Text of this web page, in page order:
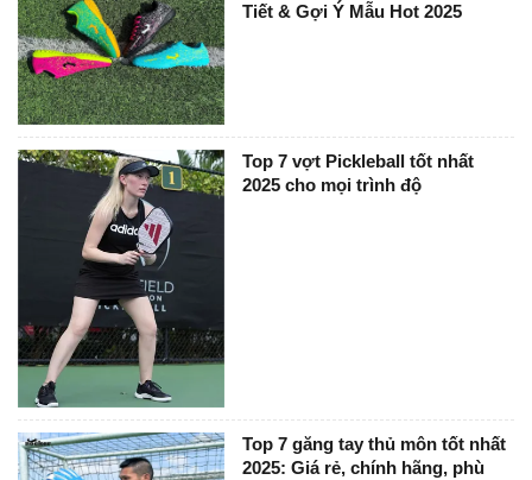
Tiết & Gợi Ý Mẫu Hot 2025
Top 7 vợt Pickleball tốt nhất
2025 cho mọi trình độ
Top 7 găng tay thủ môn tốt nhất
2025: Giá rẻ, chính hãng, phù